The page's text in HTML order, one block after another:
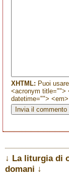
XHTML: Puoi
<acronym title="">
datetime="">
↓ La liturgia di
domani ↓